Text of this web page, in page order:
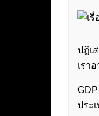
ปฎิเ
เรา
ประ